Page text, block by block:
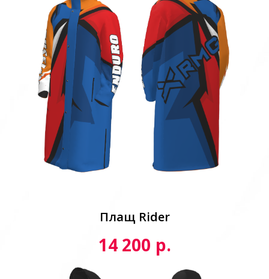
Плащ Rider
14 200 р.